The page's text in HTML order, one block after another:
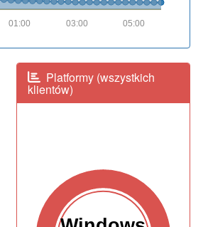
05:00
03:00
01:00
Platformy (wszystkich
klientów)